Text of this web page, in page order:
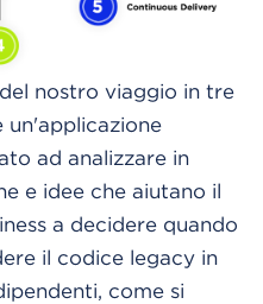
nostro viaggio in tre
un'applicazione
ad analizzare in
e idee che aiutano il
a decidere quando
il codice legacy in
come si